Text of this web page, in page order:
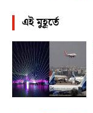
এই মুহূর্তে